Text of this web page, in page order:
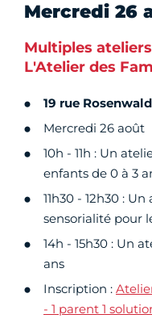
Mercredi 26
Multiples
L'Atelier des
19 rue Rosenwald
Mercredi 26 août
10h - 11h : Un
enfants de 0 à 3
11h30 - 12h30 :
sensorialité pour
14h - 15h30 : Un
ans
Inscription :
- 1 parent 1